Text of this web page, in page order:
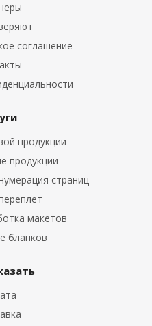
соглашение
продукции
продукции
страниц
макетов
бланков